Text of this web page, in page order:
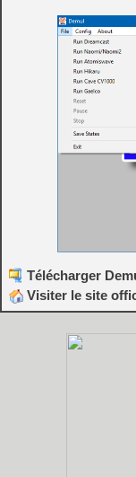
Télécharger
Visiter le site